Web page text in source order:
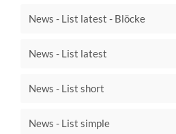
News - List latest - Blöcke
News - List latest
News - List short
News - List simple